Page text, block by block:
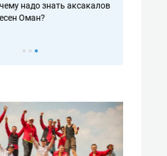
надо знать аксакалов и
Оман?